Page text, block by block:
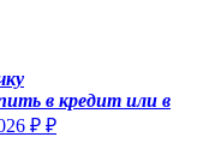
в кредит или в
₽ ₽